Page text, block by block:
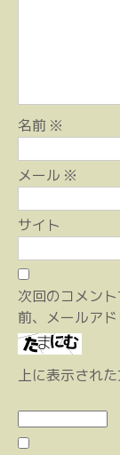
名前 ※
メール ※
サイト
次回のコメン
前、メールアド
上に表示され